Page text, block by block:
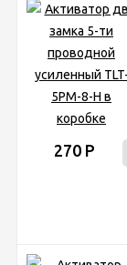
270 Р